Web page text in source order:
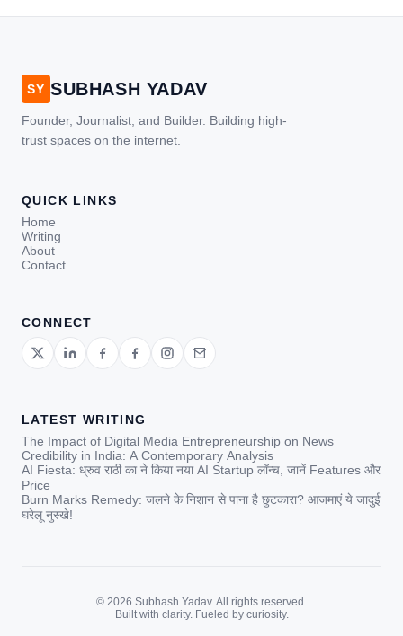
SY SUBHASH YADAV
Founder, Journalist, and Builder. Building high-
trust spaces on the internet.
QUICK LINKS
Home
Writing
About
Contact
CONNECT
LATEST WRITING
The Impact of Digital Media Entrepreneurship on News
Credibility in India: A Contemporary Analysis
AI Fiesta: ध्रुव राठी का ने किया नया AI Startup लॉन्च, जानें Features और
Price
Burn Marks Remedy: जलने के निशान से पाना है छुटकारा? आजमाएं ये जादुई
घरेलू नुस्खे!
© 2026 Subhash Yadav. All rights reserved.
Built with clarity. Fueled by curiosity.